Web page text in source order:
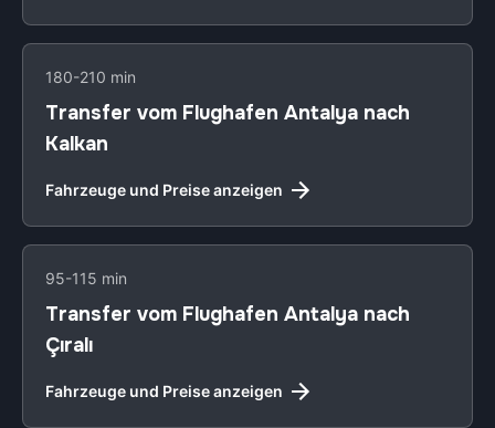
180-210 min
Transfer vom Flughafen Antalya nach
Kalkan
Fahrzeuge und Preise anzeigen
95-115 min
Transfer vom Flughafen Antalya nach
Çıralı
Fahrzeuge und Preise anzeigen